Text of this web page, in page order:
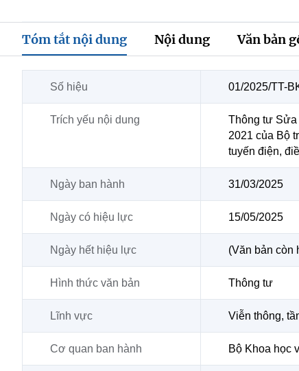
Tóm tắt nội dung Nội dung Văn bản
Số hiệu 01/2025/TT-
Trích yếu nội dung
Thông tư Sửa
2021 của Bộ
tuyến điện,
Ngày ban hành 31/03/2025
Ngày có hiệu lực 15/05/2025
Ngày hết hiệu lực (Văn bản còn
Hình thức văn bản Thông tư
Lĩnh vực Viễn thông,
Cơ quan ban hành Bộ Khoa học